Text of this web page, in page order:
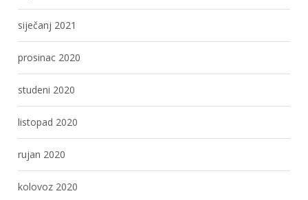
siječanj 2021
prosinac 2020
studeni 2020
listopad 2020
rujan 2020
kolovoz 2020